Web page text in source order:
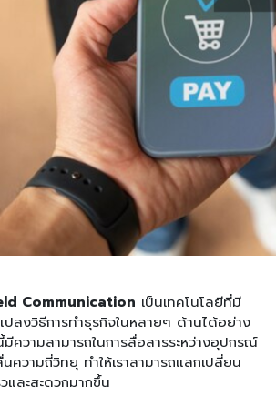
Communication เป็นเทคโนโลยีที่มี
ลงวิธีการทำธุรกิจในหลายๆ ด้านได้อย่าง
ความสามารถในการสื่อสารระหว่างอุปกรณ์
ความถี่วิทยุ ทำให้เราสามารถแลกเปลี่ยน
และสะดวกมากขึ้น